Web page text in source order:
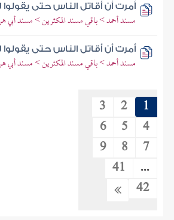
أمرت أن أقاتل الناس حتى يقولوا لا
مسند أحمد > باقي مسند المكثرين > مسند أبي
أمرت أن أقاتل الناس حتى يقولوا لا
مسند أحمد > باقي مسند المكثرين > مسند أبي
1
2
3
4
5
6
7
8
9
...
41
42